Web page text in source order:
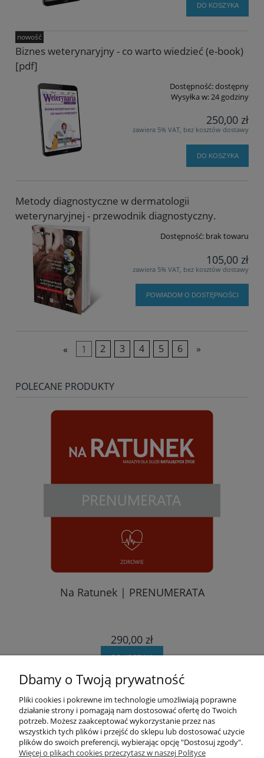
DO KOSZYKA
Biznes weterynaryjny - co warto wiedzieć (e-book)
[pdf]
Dostępność:dostępny
Wysyłka w:24 godziny
250,00 zł
zawiera 5% VAT, bez kosztów dostawy
DO KOSZYKA
nowość
Metody diagnostyczne w dermatologii
weterynaryjnej - przewodnik diagnostyczny.
Dostępność: brak towaru
105,00 zł
zawiera 5% VAT, bez kosztów dostawy
POWIADOM O DOSTĘPNOŚCI
« 1 2 3 4 5 6 »
POLECANE PRODUKTY
Na Ratunek | PRENUMERATA
290,00 zł
DO KOSZYKA
Moje konto
Zamówienia
Dbamy o Twoją prywatność
Pliki cookies i pokrewne im technologie umożliwiają poprawne
działanie strony i pomagają nam dostosować ofertę do Twoich
potrzeb. Możesz zaakceptować wykorzystanie przez nas
wszystkich tych plików i przejść do sklepu lub dostosować użycie
plików do swoich preferencji, wybierając opcję "Dostosuj zgody".
Więcej o plikach cookies przeczytasz w naszej Polityce